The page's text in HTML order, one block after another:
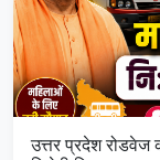
उत्तर प्रदेश